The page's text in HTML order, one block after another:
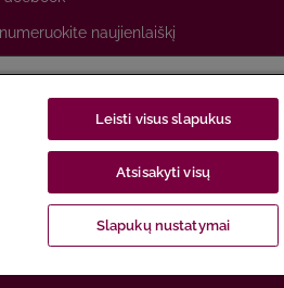
naujienlaiškį
privatumo politika
Leisti visus slapukus
Atsisakyti visų
Slapukų nustatymai